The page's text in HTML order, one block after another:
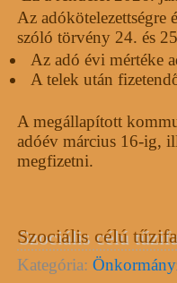
Az adókötelezettségre
szóló törvény 24. és
Az adó évi mértéke
A telek után
A megállapított
adóév március 16-ig,
megfizetni.
Szociális célú
Kategória: